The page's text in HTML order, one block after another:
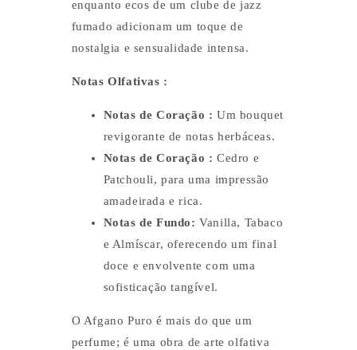
enquanto ecos de um clube de jazz
fumado adicionam um toque de
nostalgia e sensualidade intensa.
Notas Olfativas :
Notas de Coração : Um bouquet
revigorante de notas herbáceas.
Notas de Coração : Cedro e
Patchouli, para uma impressão
amadeirada e rica.
Notas de Fundo: Vanilla, Tabaco
e Almíscar, oferecendo um final
doce e envolvente com uma
sofisticação tangível.
O Afgano Puro é mais do que um
perfume; é uma obra de arte olfativa